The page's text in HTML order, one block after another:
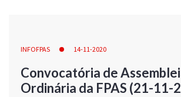
INFOFPAS 14-11-2020
Convocatória de
Ordinária da FPAS (21-11-